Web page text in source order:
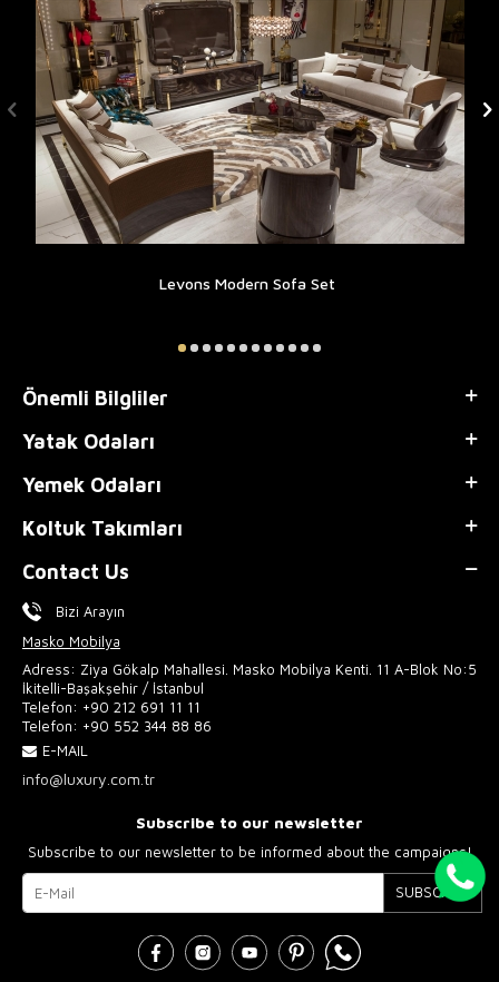
Levons Modern Sofa Set
Önemli Bilgliler
Yatak Odaları
Yemek Odaları
Koltuk Takımları
Contact Us
Bizi Arayın
Masko Mobilya
Adress: Ziya Gökalp Mahallesi. Masko Mobilya Kenti. 11 A-Blok No:5
İkitelli-Başakşehir / İstanbul
Telefon: +90 212 691 11 11
Telefon: +90 552 344 88 86
E-MAIL
info@luxury.com.tr
Subscribe to our newsletter
Subscribe to our newsletter to be informed about the campaigns!
SUBSCRIBE